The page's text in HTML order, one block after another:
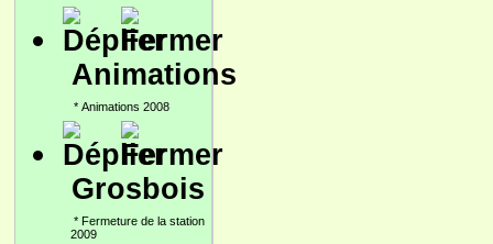
Animations
* Animations 2008
Grosbois
* Fermeture de la station
2009